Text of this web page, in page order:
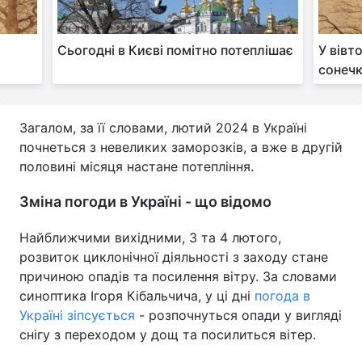
Сьогодні в Києві помітно потеплішає
У
Загалом, за її словами, лютий 2024 в Україні
почнеться з невеликих заморозків, а вже в другій
половині місяця настане потепління.
Зміна погоди в Україні - що відомо
Найближчими вихідними, 3 та 4 лютого,
розвиток циклонічної діяльності з заходу стане
причиною опадів та посилення вітру. За словами
синоптика Ігоря Кібальчича, у ці дні погода в
Україні зіпсується - розпочнуться опади у вигляді
снігу з переходом у дощ та посилиться вітер.